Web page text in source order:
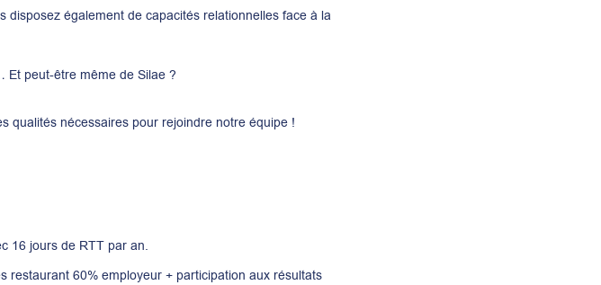
également de capacités relationnelles face à la
Et peut-être même de Silae ?
qualités nécessaires pour rejoindre notre équipe !
16 jours de RTT par an.
restaurant 60% employeur + participation aux résultats